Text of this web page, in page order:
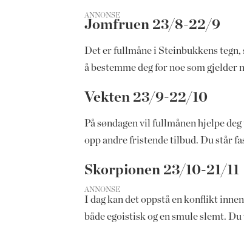
ANNONSE
Jomfruen 23/8-22/9
Det er fullmåne i Steinbukkens
å bestemme deg for noe som gjelder
Vekten 23/9-22/10
På søndagen vil fullmånen hjelpe
opp andre fristende tilbud. Du står
Skorpionen 23/10-21/11
ANNONSE
I dag kan det oppstå en konflikt
både egoistisk og en smule slemt.